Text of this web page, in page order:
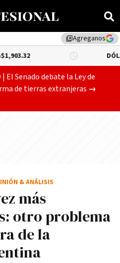
library_addAgreganos
DÓLAR BNA
| El Senado debate la Ley de
de tierras extranjeras →
más
otro problema
de la
& ANÁLISIS